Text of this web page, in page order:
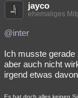
jayco
ehemaliges
@inter
Ich musste gerade
aber auch nicht
irgend etwas
Es hat doch alles keinen